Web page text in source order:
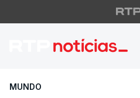
PAICV
MUNDO